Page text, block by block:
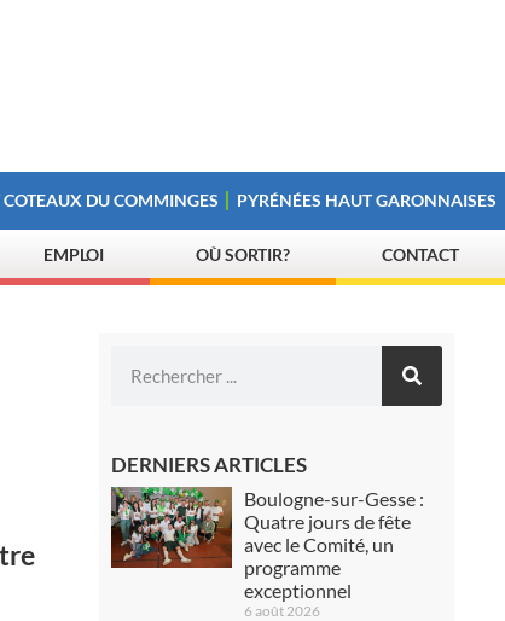
COTEAUX DU COMMINGES PYRÉNÉES HAUT GARONNAISES
EMPLOI OÙ SORTIR? CONTACT
DERNIERS ARTICLES
Boulogne-sur-Gesse :
Quatre jours de fête
avec le Comité, un
programme
exceptionnel
6 août 2026